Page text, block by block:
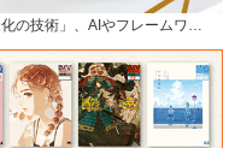
の技術」、AIやフレームワ…